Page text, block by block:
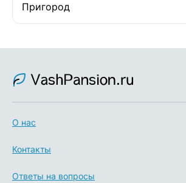
Пригород
О нас
Контакты
Ответы на вопросы